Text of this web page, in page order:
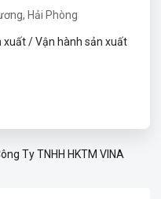
Hải Phòng
xuất / Vận hành sản xuất
Ty TNHH HKTM VINA